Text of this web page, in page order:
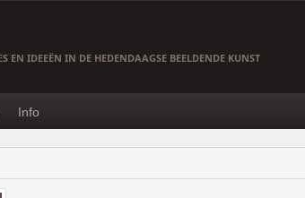
EN IDEEËN IN DE HEDENDAAGSE BEELDENDE KUNST
Info